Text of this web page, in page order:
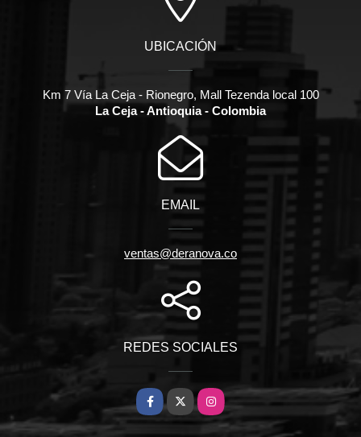
UBICACIÓN
Km 7 Vía La Ceja - Rionegro, Mall Tezenda local 100
La Ceja - Antioquia - Colombia
EMAIL
ventas@deranova.co
REDES SOCIALES
Facebook
X Instagram